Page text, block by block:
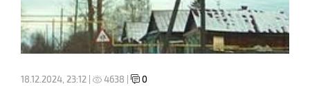
18.12.2024, 23:12 | 4638 | 0